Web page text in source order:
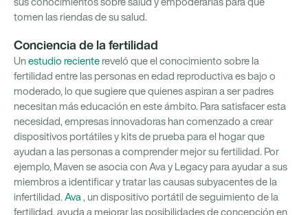
tomen las riendas de su salud.
Conciencia de la fertilidad
Unestudio reciente reveló que el conocimiento sobre la
fertilidad entre las personas en edad reproductiva es bajo o
moderado, lo que sugiere que quienes aspiran a ser padres
necesitan más educación en este ámbito. Para satisfacer esta
necesidad, empresas innovadoras han comenzado a crear
dispositivos portátiles y kits de prueba para el hogar que
ayudan a las personas a comprender mejor su fertilidad. Por
ejemplo, Maven se asocia con Ava y Legacy para ayudar a sus
miembros a identificar y tratar las causas subyacentes de la
infertilidad. Ava, un dispositivo portátil de seguimiento de la
fertilidad, ayuda a mejorar las posibilidades de concepción en